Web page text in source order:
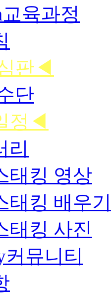
교육과정
판◀
단
정◀
리
태킹 영상
태킹 배우기
태킹 사진
커뮤니티